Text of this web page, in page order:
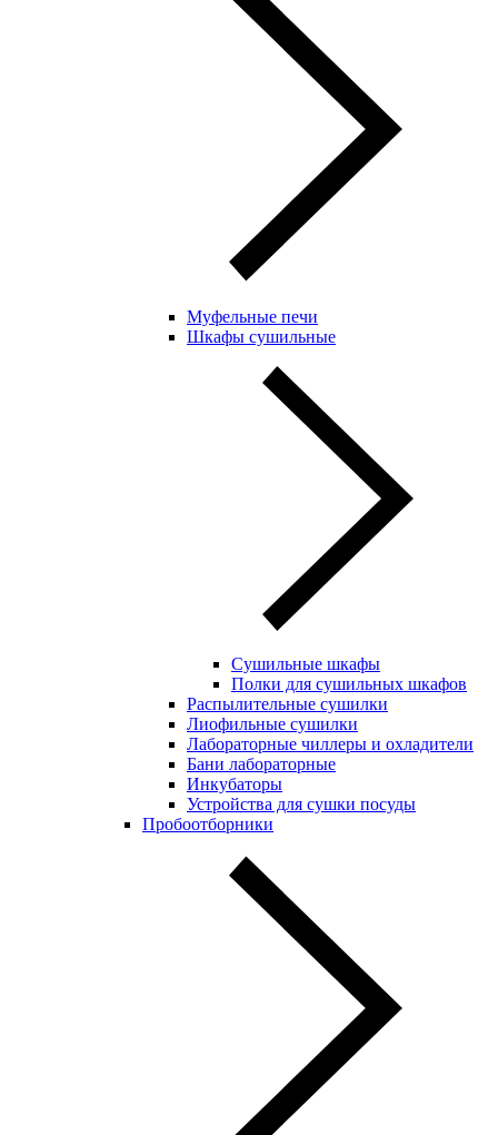
Муфельные печи
Шкафы сушильные
Сушильные шкафы
Полки для сушильных шкафов
Распылительные сушилки
Лиофильные сушилки
Лабораторные чиллеры и охладители
Бани лабораторные
Инкубаторы
Устройства для сушки посуды
Пробоотборники